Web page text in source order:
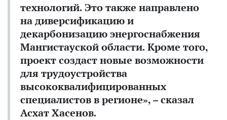
технологий. Это также направлено
на диверсификацию и
декарбонизацию энергоснабжения
Мангистауской области. Кроме того,
проект создаст новые возможности
для трудоустройства
высококвалифицированных
специалистов в регионе», – сказал
Асхат Хасенов.